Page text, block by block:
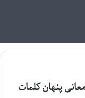
پنهان کلمات